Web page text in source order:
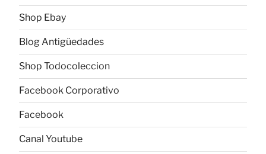
Shop Ebay
Blog Antigüedades
Shop Todocoleccion
Facebook Corporativo
Facebook
Canal Youtube